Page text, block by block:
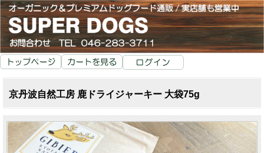
京丹波自然工房 鹿ドライジャーキー 大袋75g